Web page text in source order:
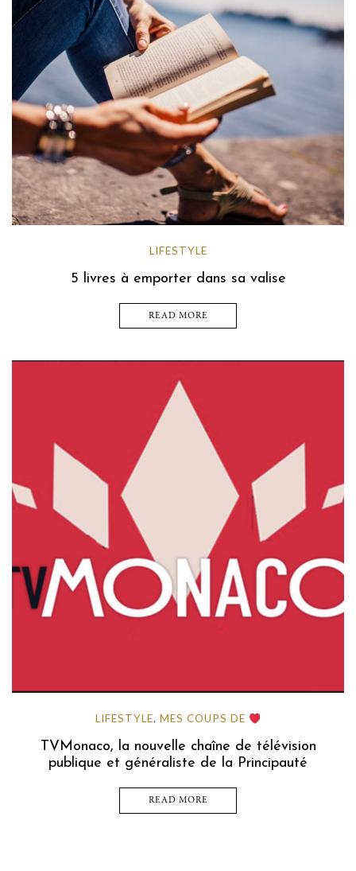
LIFESTYLE
5 livres à emporter dans sa valise
READ MORE
LIFESTYLE, MES COUPS DE
TVMonaco, la nouvelle chaîne de télévision
publique et généraliste de la Principauté
READ MORE